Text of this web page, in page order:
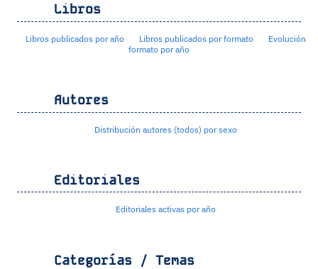
Libros
Libros publicados por año Libros publicados por formato
Evolución
formato por año
Autores
Distribución autores (todos) por sexo
Editoriales
Editoriales activas por año
Categorías / Temas